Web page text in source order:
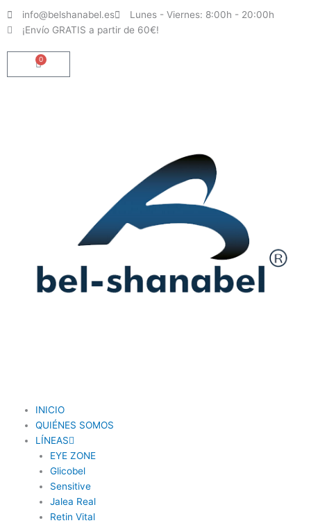
contenido
info@belshanabel.es
Lunes - Viernes: 8:00h - 20:00h
¡Envío GRATIS a partir de 60€!
0
Carrito
INICIO
QUIÉNES SOMOS
LÍNEAS
EYE ZONE
Glicobel
Sensitive
Jalea Real
Retin Vital